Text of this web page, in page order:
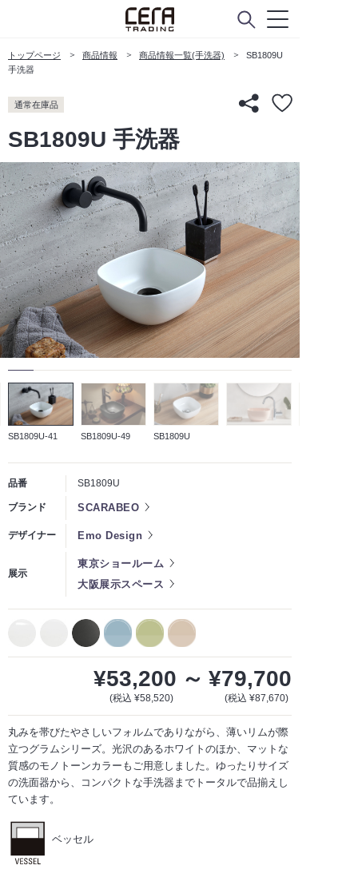
トップページ 商品情報 商品情報一覧(手洗器)
SB1809U
手洗器
通常在庫品
SB1809U 手洗器
SB1809U-41 SB1809U-49 SB1809U
品番 SB1809U
ブランド SCARABEO
デザイナー Emo Design
展示
東京ショールーム
大阪展示スペース
¥53,200
(税込 ¥58,520)
～ ¥79,700
(税込 ¥87,670)
丸みを帯びたやさしいフォルムでありながら、薄いリムが際
立つグラムシリーズ。光沢のあるホワイトのほか、マットな
質感のモノトーンカラーもご用意しました。ゆったりサイズ
の洗面器から、コンパクトな手洗器までトータルで品揃えし
ています。
ベッセル